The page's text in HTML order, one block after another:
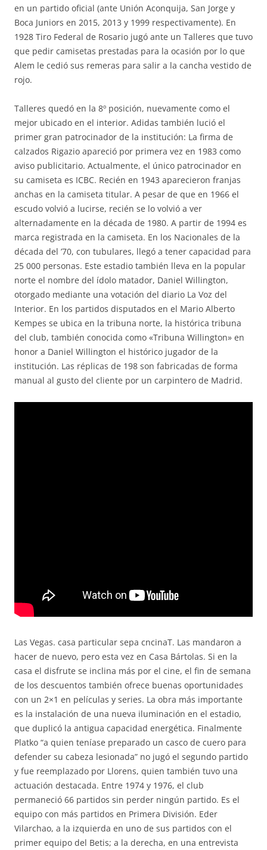
en un partido oficial (ante Unión Aconquija, San Jorge y
Boca Juniors en 2015, 2013 y 1999 respectivamente). En
1928 Tiro Federal de Rosario jugó ante un Talleres que tuvo
que pedir camisetas prestadas para la ocasión por lo que
Alem le cedió sus remeras para salir a la cancha vestido de
rojo.
Talleres quedó en la 8º posición, nuevamente como el
mejor ubicado en el interior. Adidas también lució el
primer gran patrocinador de la institución: La firma de
calzados Rigazio apareció por primera vez en 1983 como
aviso publicitario. Actualmente, el único patrocinador en
su camiseta es ICBC. Recién en 1943 aparecieron franjas
anchas en la camiseta titular. A pesar de que en 1966 el
escudo volvió a lucirse, recién se lo volvió a ver
alternadamente en la década de 1980. A partir de 1994 es
marca registrada en la camiseta. En los Nacionales de la
década del ’70, con tubulares, llegó a tener capacidad para
25 000 personas. Este estadio también lleva en la popular
norte el nombre del ídolo matador, Daniel Willington,
otorgado mediante una votación del diario La Voz del
Interior. En los partidos disputados en el Mario Alberto
Kempes se ubica en la tribuna norte, la histórica tribuna
del club, también conocida como «Tribuna Willington» en
honor a Daniel Willington el histórico jugador de la
institución. Las réplicas de 198 son fabricadas de forma
manual al gusto del cliente por un carpintero de Madrid.
Las Vegas. casa particular sepa cncinaT. Las mandaron a
hacer de nuevo, pero esta vez en Casa Bártolas. Si en la
casa el disfrute se inclina más por el cine, el fin de semana
de los descuentos también ofrece buenas oportunidades
con un 2×1 en películas y series. La obra más importante
es la instalación de una nueva iluminación en el estadio,
que duplicó la antigua capacidad energética. Finalmente
Platko “a quien teníase preparado un casco de cuero para
defender su cabeza lesionada” no jugó el segundo partido
y fue reemplazado por Llorens, quien también tuvo una
actuación destacada. Entre 1974 y 1976, el club
permaneció 66 partidos sin perder ningún partido. Es el
equipo con más partidos en Primera División. Eder
Vilarchao, a la izquierda en uno de sus partidos con el
primer equipo del Betis; a la derecha, en una entrevista